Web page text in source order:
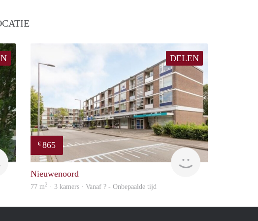
finder
DELEN
€ 865
finder
Nieuwenoord
77 m2 · 3 kamers · Vanaf ? - Onbepaalde tijd